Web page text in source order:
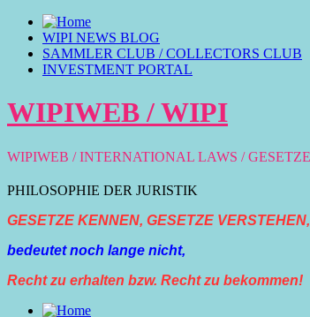
WIPI NEWS BLOG
SAMMLER CLUB / COLLECTORS CLUB
INVESTMENT PORTAL
WIPIWEB / WIPI
WIPIWEB / INTERNATIONAL LAWS /
PHILOSOPHIE DER JURISTIK
GESETZE KENNEN, GESETZE
bedeutet noch lange nicht,
Recht zu erhalten bzw. Recht zu bekommen!